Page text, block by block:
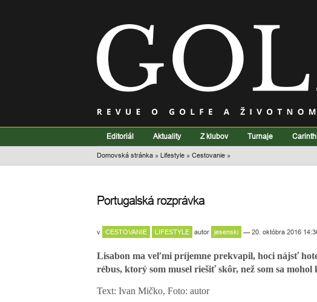
Editoriál Aktuality Z klubov Turnaje
Domovská stránka » Lifestyle » Cestovanie »
Portugalská rozprávka
v CESTOVANIE LIFESTYLE autor jesenski — 20. októbra 2016
Lisabon ma veľmi príjemne prekvapil, hoci nájsť
rébus, ktorý som musel riešiť skôr, než som sa
Text: Ivan Mičko, Foto: autor